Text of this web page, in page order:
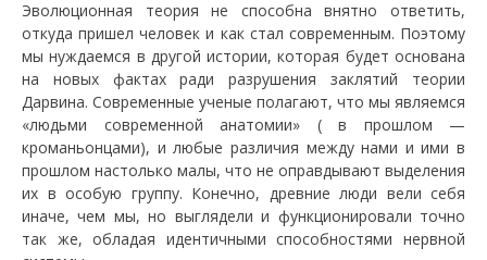
Эволюционная теория не способна внятно ответить,
откуда пришел человек и как стал современным. Поэтому
мы нуждаемся в другой истории, которая будет основана
на новых фактах ради разрушения заклятий теории
Дарвина. Современные ученые полагают, что мы являемся
«людьми современной анатомии» ( в прошлом —
кроманьонцами), и любые различия между нами и ими в
прошлом настолько малы, что не оправдывают выделения
их в особую группу. Конечно, древние люди вели себя
иначе, чем мы, но выглядели и функционировали точно
так же, обладая идентичными способностями нервной